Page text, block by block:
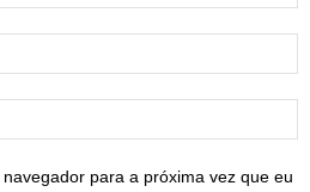
para a próxima vez que eu